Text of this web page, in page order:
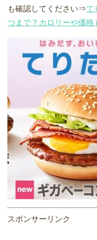
も確認してください⇒て
つまで？カロリーや価格
スポンサーリンク